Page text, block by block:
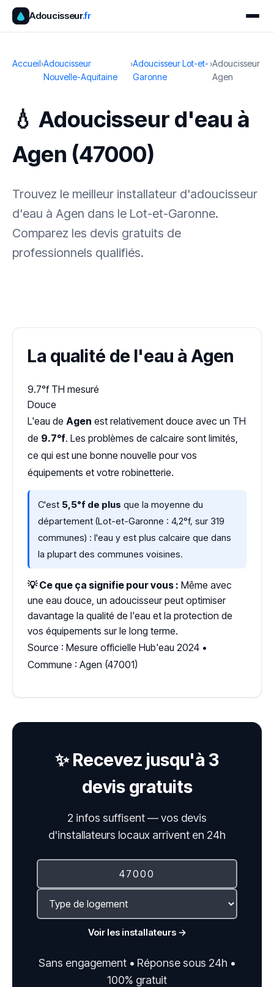
Adoucisseur.fr
Accueil›Adoucisseur
Nouvelle-Aquitaine
›Adoucisseur Lot-et-
Garonne
›Adoucisseur
Agen
💧 Adoucisseur d'eau à
Agen (47000)
Trouvez le meilleur installateur d'adoucisseur
d'eau à Agen dans le Lot-et-Garonne.
Comparez les devis gratuits de
professionnels qualifiés.
La qualité de l'eau à Agen
9.7°f TH mesuré
Douce
L'eau de Agen est relativement douce avec un TH
de 9.7°f. Les problèmes de calcaire sont limités,
ce qui est une bonne nouvelle pour vos
équipements et votre robinetterie.
C'est 5,5°f de plus que la moyenne du
département (Lot-et-Garonne : 4,2°f, sur 319
communes) : l'eau y est plus calcaire que dans
la plupart des communes voisines.
💡 Ce que ça signifie pour vous : Même avec
une eau douce, un adoucisseur peut optimiser
davantage la qualité de l'eau et la protection de
vos équipements sur le long terme.
Source : Mesure officielle Hub'eau 2024 •
Commune : Agen (47001)
✨ Recevez jusqu'à 3
devis gratuits
2 infos suffisent — vos devis
d'installateurs locaux arrivent en 24h
Voir les installateurs →
Sans engagement • Réponse sous 24h •
100% gratuit